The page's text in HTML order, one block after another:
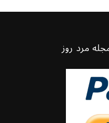
مرد روز